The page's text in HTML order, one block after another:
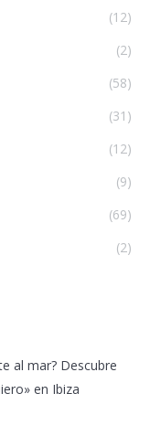
(12)
(2)
(58)
(31)
(12)
(9)
(69)
(2)
al mar? Descubre
en Ibiza